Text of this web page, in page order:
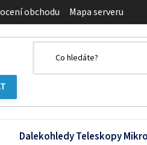
obchodu Mapa serveru
Dalekohledy Teleskopy